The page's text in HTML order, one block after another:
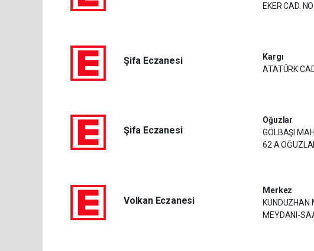
EKER CAD.
Şifa Eczanesi
Kargı
ATATÜRK
Şifa Eczanesi
Oğuzlar
GÖLBAŞI
62 A
Volkan Eczanesi
Merkez
KUNDUZHAN
MEYDANI-